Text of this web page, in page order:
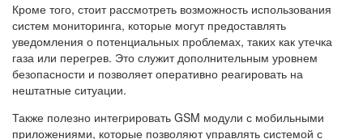
Кроме того, стоит рассмотреть возможность использования
систем мониторинга, которые могут предоставлять
уведомления о потенциальных проблемах, таких как утечка
газа или перегрев. Это служит дополнительным уровнем
безопасности и позволяет оперативно реагировать на
нештатные ситуации.
Также полезно интегрировать GSM модули с мобильными
приложениями, которые позволяют управлять системой с